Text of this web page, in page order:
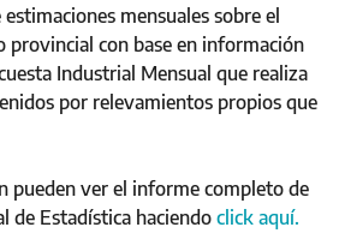
mensuales sobre el
provincial con base en información
Industrial Mensual que realiza
por relevamientos propios que
pueden ver el informe completo de
de Estadística haciendo click aquí.